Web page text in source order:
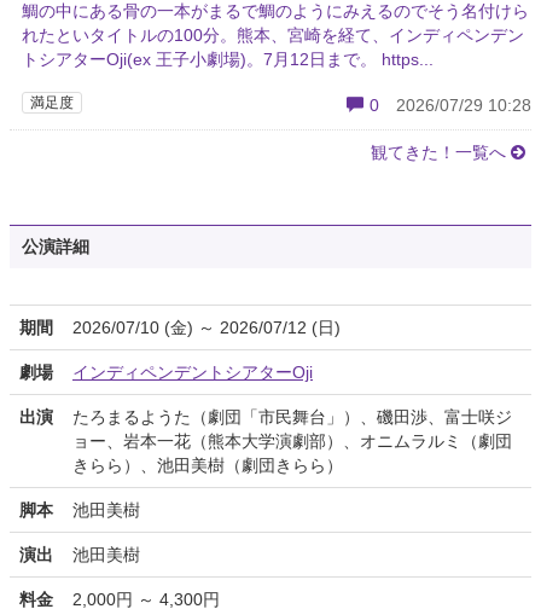
鯛の中にある骨の一本がまるで鯛のようにみえるのでそう名付けら
れたといタイトルの100分。熊本、宮崎を経て、インディペンデン
トシアターOji(ex 王子小劇場)。7月12日まで。 https...
満足度 0 2026/07/29 10:28
観てきた！一覧へ
公演詳細
期間 2026/07/10 (金) ～ 2026/07/12 (日)
劇場 インディペンデントシアターOji
出演
たろまるようた（劇団「市民舞台」）、磯田渉、富士咲ジ
ョー、岩本一花（熊本大学演劇部）、オニムラルミ（劇団
きらら）、池田美樹（劇団きらら）
脚本 池田美樹
演出 池田美樹
料金 2,000円 ～ 4,300円